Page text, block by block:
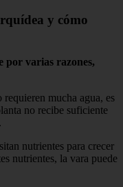
y cómo
por varias razones,
mucha agua, es
no recibe suficiente
nutrientes para crecer
nutrientes, la vara puede